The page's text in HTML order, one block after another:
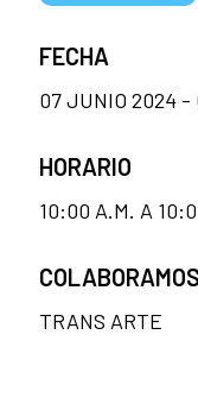
FECHA
07 JUNIO 2024 -
HORARIO
10:00 A.M. A
TRANS ARTE